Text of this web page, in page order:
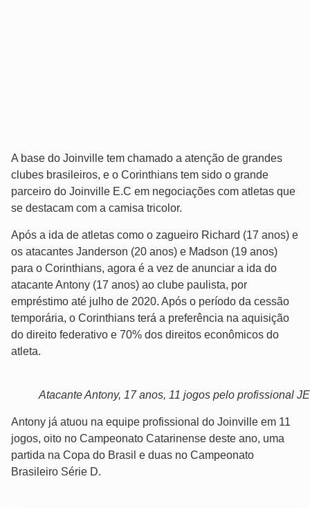
A base do Joinville tem chamado a atenção de grandes
clubes brasileiros, e o Corinthians tem sido o grande
parceiro do Joinville E.C em negociações com atletas que
se destacam com a camisa tricolor.
Após a ida de atletas como o zagueiro Richard (17 anos) e
os atacantes Janderson (20 anos) e Madson (19 anos)
para o Corinthians, agora é a vez de anunciar a ida do
atacante Antony (17 anos) ao clube paulista, por
empréstimo até julho de 2020. Após o período da cessão
temporária, o Corinthians terá a preferência na aquisição
do direito federativo e 70% dos direitos econômicos do
atleta.
Atacante Antony, 17 anos, 11 jogos pelo profissional
Antony já atuou na equipe profissional do Joinville em 11
jogos, oito no Campeonato Catarinense deste ano, uma
partida na Copa do Brasil e duas no Campeonato
Brasileiro Série D.